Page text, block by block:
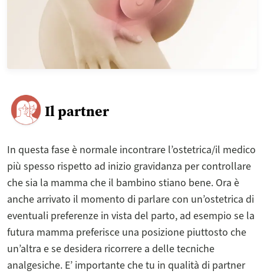
Il partner
In questa fase è normale incontrare l’ostetrica/il medico
più spesso rispetto ad inizio gravidanza per controllare
che sia la mamma che il bambino stiano bene. Ora è
anche arrivato il momento di parlare con un’ostetrica di
eventuali preferenze in vista del parto, ad esempio se la
futura mamma preferisce una posizione piuttosto che
un’altra e se desidera ricorrere a delle tecniche
analgesiche. E’ importante che tu in qualità di partner